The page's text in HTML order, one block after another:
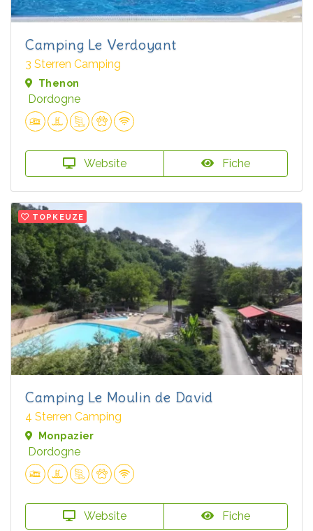
Camping Le Verdoyant
3 Sterren Camping
Thenon
Dordogne
Website Fiche
TOPKEUZE
Camping Le Moulin de David
4 Sterren Camping
Monpazier
Dordogne
Website Fiche